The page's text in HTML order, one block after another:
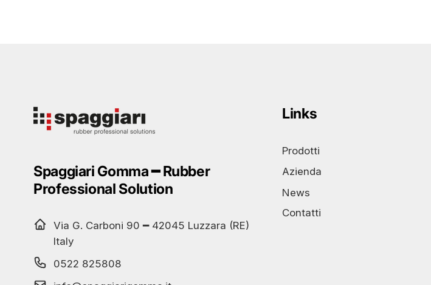
Spaggiari Gomma ━ Rubber
Professional Solution
Via G. Carboni 90 ━ 42045 Luzzara (RE)
Italy
0522 825808
Links
Prodotti
Azienda
News
Contatti